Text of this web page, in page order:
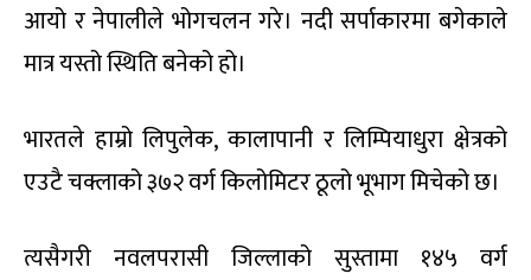
आयो र नेपालीले भोगचलन गरे। नदी सर्पाकारमा बगेकाले
मात्र यस्तो स्थिति बनेको हो।
भारतले हाम्रो लिपुलेक, कालापानी र लिम्पियाधुरा क्षेत्रको
एउटै चक्लाको ३७२ वर्ग किलोमिटर ठूलो भूभाग मिचेको छ।
त्यसैगरी नवलपरासी जिल्लाको सुस्तामा १४५ वर्ग